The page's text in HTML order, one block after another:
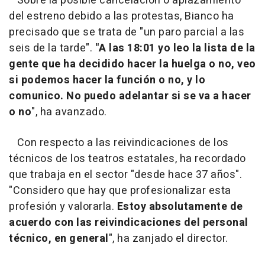
del estreno debido a las protestas, Bianco ha
precisado que se trata de "un paro parcial a las
seis de la tarde". "A las 18:01 yo leo la lista de la
gente que ha decidido hacer la huelga o no, veo
si podemos hacer la función o no, y lo
comunico. No puedo adelantar si se va a hacer
o no", ha avanzado.
Con respecto a las reivindicaciones de los
técnicos de los teatros estatales, ha recordado
que trabaja en el sector "desde hace 37 años".
"Considero que hay que profesionalizar esta
profesión y valorarla. Estoy absolutamente de
acuerdo con las reivindicaciones del personal
técnico, en general", ha zanjado el director.